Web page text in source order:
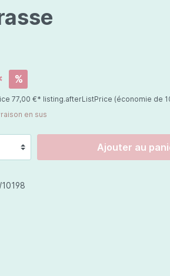
Celestetic
%
77,00 €* listing.afterListPrice (économie de
en sus
Ajouter au